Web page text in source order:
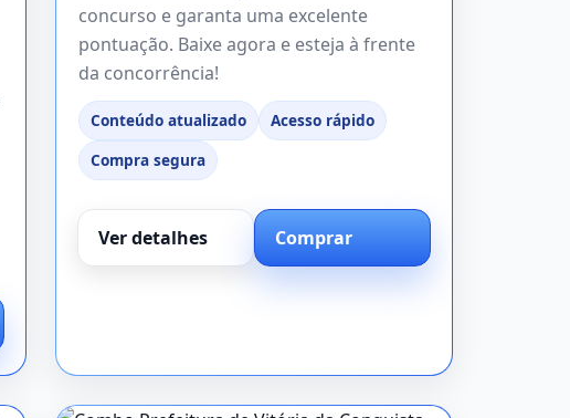
concurso e garanta uma excelente
pontuação. Baixe agora e esteja à frente
da concorrência!
Conteúdo atualizado
Acesso rápido
Compra segura
Ver detalhes Comprar